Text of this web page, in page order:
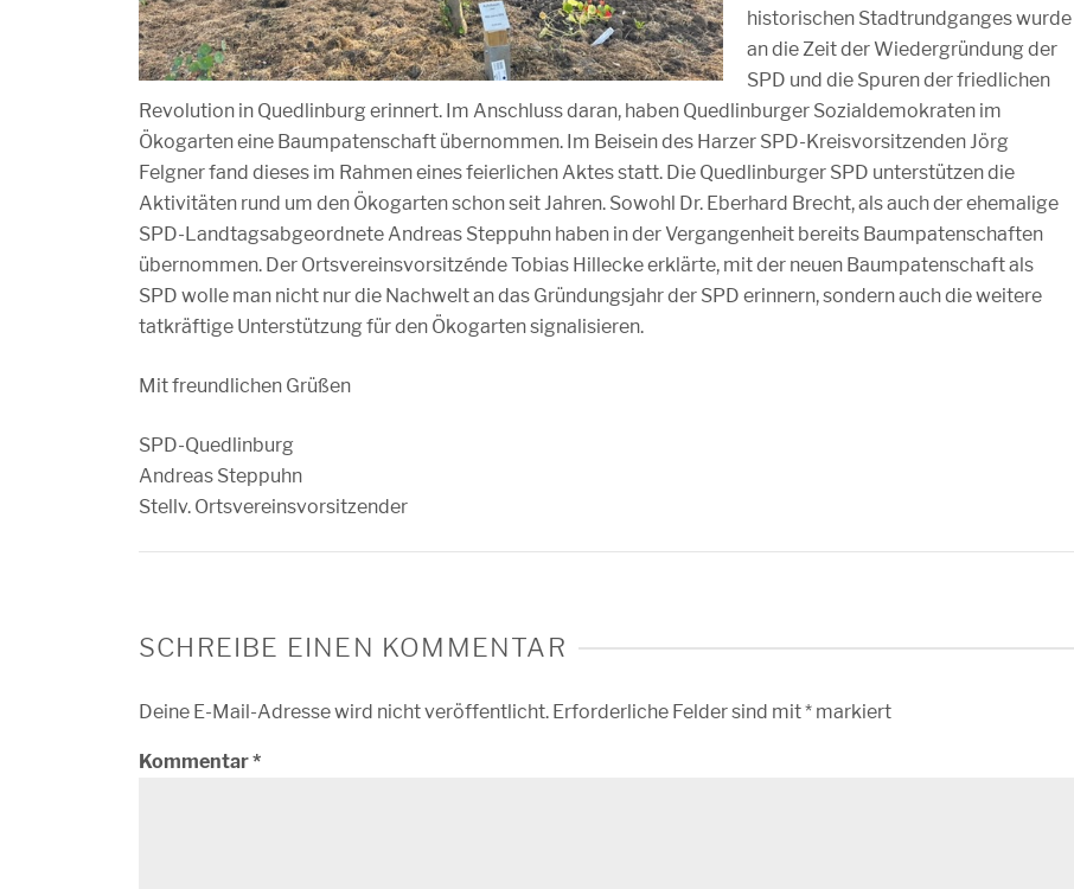
historischen Stadtrundganges wurde
an die Zeit der Wiedergründung der
SPD und die Spuren der friedlichen
Revolution in Quedlinburg erinnert. Im Anschluss daran, haben Quedlinburger Sozialdemokraten im
Ökogarten eine Baumpatenschaft übernommen. Im Beisein des Harzer SPD-Kreisvorsitzenden Jörg
Felgner fand dieses im Rahmen eines feierlichen Aktes statt. Die Quedlinburger SPD unterstützen die
Aktivitäten rund um den Ökogarten schon seit Jahren. Sowohl Dr. Eberhard Brecht, als auch der ehemalige
SPD-Landtagsabgeordnete Andreas Steppuhn haben in der Vergangenheit bereits Baumpatenschaften
übernommen. Der Ortsvereinsvorsitzénde Tobias Hillecke erklärte, mit der neuen Baumpatenschaft als
SPD wolle man nicht nur die Nachwelt an das Gründungsjahr der SPD erinnern, sondern auch die weitere
tatkräftige Unterstützung für den Ökogarten signalisieren.
Mit freundlichen Grüßen
SPD-Quedlinburg
Andreas Steppuhn
Stellv. Ortsvereinsvorsitzender
SCHREIBE EINEN KOMMENTAR
Deine E-Mail-Adresse wird nicht veröffentlicht. Erforderliche Felder sind mit* markiert
Kommentar*